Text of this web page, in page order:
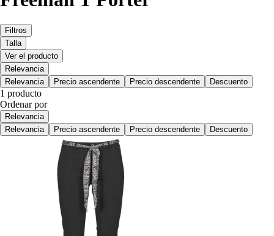
Filtros
Talla
Ver el producto
Relevancia
Relevancia
Precio ascendente Precio descendente Descuento
1 producto
Ordenar por
Relevancia
Relevancia
Precio ascendente Precio descendente Descuento